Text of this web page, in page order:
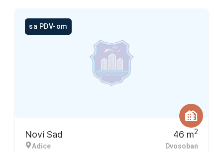
sa PDV-om
Novi Sad
Adice
46 m2
Dvosoban